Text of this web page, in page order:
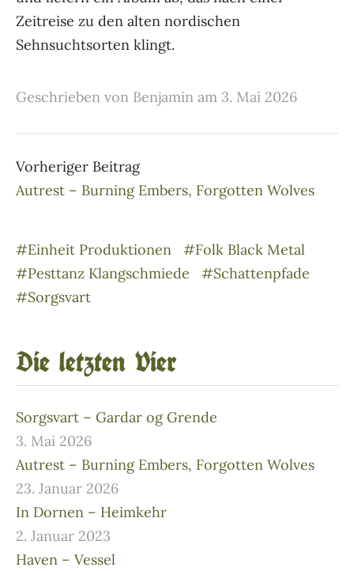
Zeitreise zu den alten nordischen
Sehnsuchtsorten klingt.
Geschrieben von Benjamin am 3. Mai 2026
Vorheriger Beitrag
Autrest – Burning Embers, Forgotten Wolves
#Einheit Produktionen
#Folk Black Metal
#Pesttanz Klangschmiede
#Schattenpfade
#Sorgsvart
Die letzten Vier
Sorgsvart – Gardar og Grende
3. Mai 2026
Autrest – Burning Embers, Forgotten Wolves
23. Januar 2026
In Dornen – Heimkehr
2. Januar 2023
Haven – Vessel